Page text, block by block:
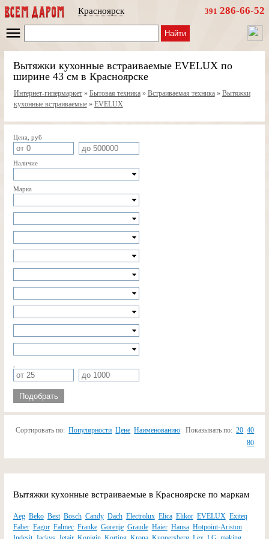
Красноярск 391 286-66-52
Найти
Вытяжки кухонные встраиваемые EVELUX по
ширине 43 см в Красноярске
Интернет-гипермаркет» Бытовая техника» Встраиваемая техника» Вытяжки
кухонные встраиваемые» EVELUX
Цена, руб
Наличие
Марка
Подобрать
Сортировать по: Популярности Цене Наименованию Показывать по: 20 40
80
Вытяжки кухонные встраиваемые в Красноярске по маркам
Aeg Beko Best Bosch Candy Dach Electrolux Elica Elikor EVELUX Exiteq
Faber Fagor Falmec Franke Gorenje Graude Haier Hansa Hotpoint-Ariston